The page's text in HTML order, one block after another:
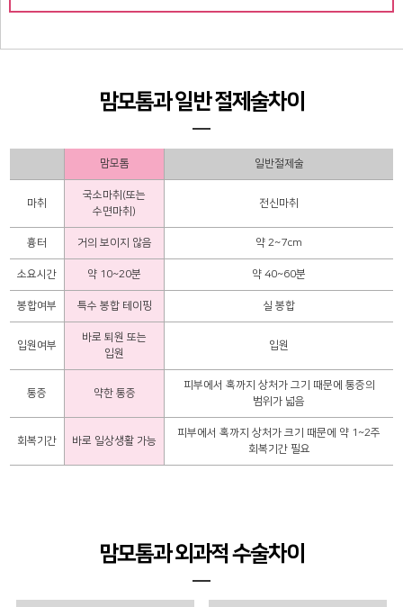
맘모톰과 일반 절제술차이
맘모톰 일반절제술
마취
국소마취(또는
수면마취)
전신마취
흉터 거의 보이지 않음 약 2~7cm
소요시간 약 10~20분 약 40~60분
봉합여부 특수 봉합 테이핑 실 봉합
입원여부
바로 퇴원 또는
입원
입원
통증 약한 통증
피부에서 혹까지 상처가 그기 때문에 통증의
범위가 넓음
회복기간 바로 일상생활 가능
피부에서 혹까지 상처가 크기 때문에 약 1~2주
회복기간 필요
맘모톰과 외과적 수술차이